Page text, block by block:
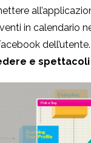
in calendario
e